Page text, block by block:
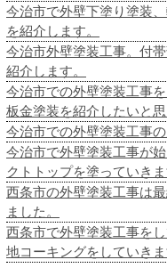
今治市で外壁下塗り塗装
を紹介します。
今治市外壁塗装工事。付
紹介します。
今治市での外壁塗装工事
板金塗装を紹介したいと思
今治市での外壁塗装工事
今治市で外壁塗装工事が
クトトップを塗っていきま
西条市の外壁塗装工事は
ました。
西条市で外壁塗装工事を
地コーキングをしていきま